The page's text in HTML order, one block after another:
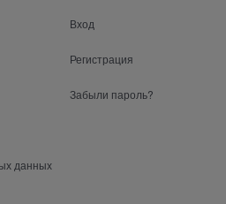
данных
Вход
Регистрация
Забыли пароль?